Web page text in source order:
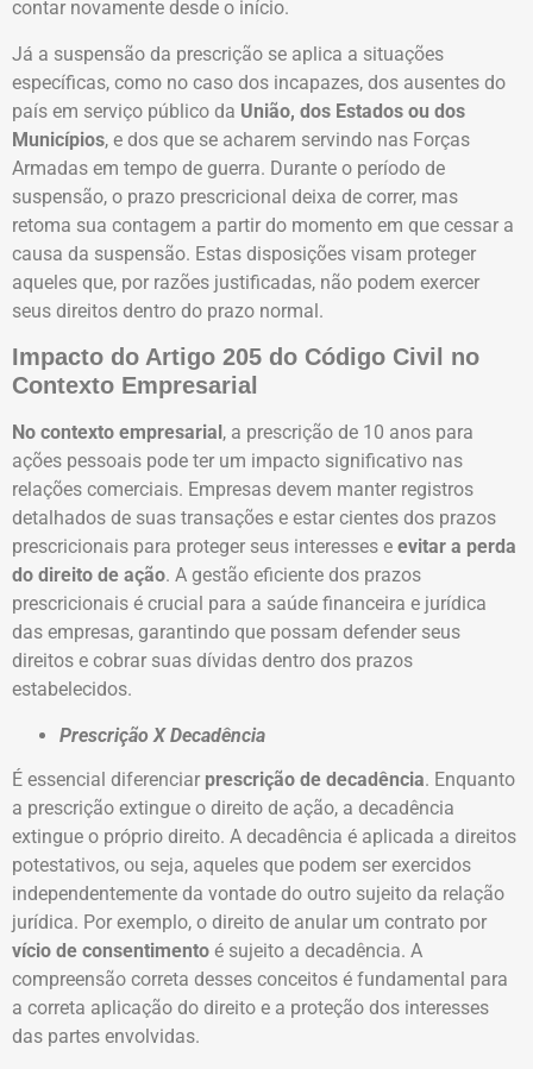
contar novamente desde o início.
Já a suspensão da prescrição se aplica a situações
específicas, como no caso dos incapazes, dos ausentes do
país em serviço público da União, dos Estados ou dos
Municípios, e dos que se acharem servindo nas Forças
Armadas em tempo de guerra. Durante o período de
suspensão, o prazo prescricional deixa de correr, mas
retoma sua contagem a partir do momento em que cessar a
causa da suspensão. Estas disposições visam proteger
aqueles que, por razões justificadas, não podem exercer
seus direitos dentro do prazo normal.
Impacto do Artigo 205 do Código Civil no
Contexto Empresarial
No contexto empresarial , a prescrição de 10 anos para
ações pessoais pode ter um impacto significativo nas
relações comerciais. Empresas devem manter registros
detalhados de suas transações e estar cientes dos prazos
prescricionais para proteger seus interesses e evitar a perda
do direito de ação. A gestão eficiente dos prazos
prescricionais é crucial para a saúde financeira e jurídica
das empresas, garantindo que possam defender seus
direitos e cobrar suas dívidas dentro dos prazos
estabelecidos.
Prescrição X Decadência
É essencial diferenciar prescrição de decadência. Enquanto
a prescrição extingue o direito de ação, a decadência
extingue o próprio direito. A decadência é aplicada a direitos
potestativos, ou seja, aqueles que podem ser exercidos
independentemente da vontade do outro sujeito da relação
jurídica. Por exemplo, o direito de anular um contrato por
vício de consentimento é sujeito a decadência. A
compreensão correta desses conceitos é fundamental para
a correta aplicação do direito e a proteção dos interesses
das partes envolvidas.